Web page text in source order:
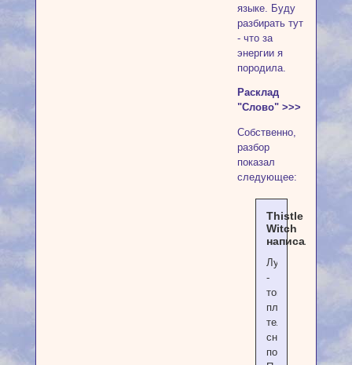
языке. Буду
разбирать тут
- что за
энергии я
породила.
Расклад
"Слово" >>>
Собственно,
разбор
показал
следующее:
Thistle
Witch
написал(а):
Луна
-
тонкий
план/
тело
сновидения,
посредством